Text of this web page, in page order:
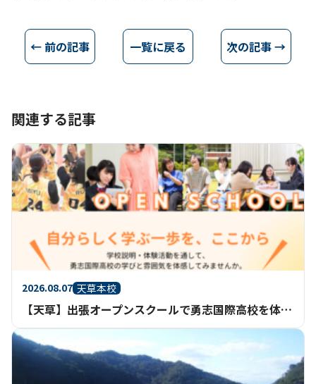
← 前の記事 一覧に戻る 次の記事 →
関連する記事
2026.08.07 天草本校
【天草】出張オープンスクールで勇志国際高校を体験してみませんか？